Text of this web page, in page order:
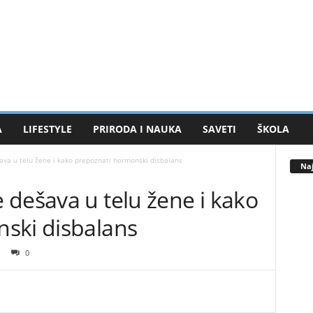
LIFESTYLE PRIRODA I NAUKA SAVETI ŠKOLA
u telu žene i kako prepoznati hormonski disbalans
dešava u telu žene i kako
disbalans
0